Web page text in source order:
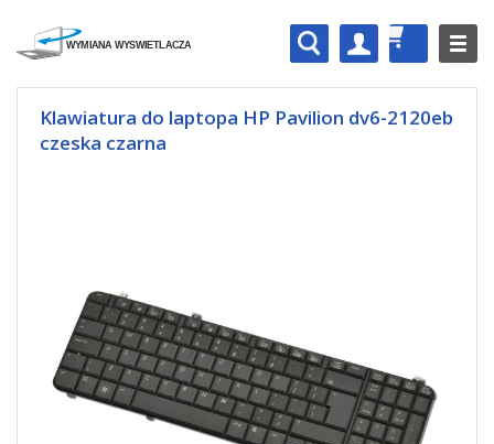
Klawiatura do laptopa HP Pavilion dv6-2120eb
czeska czarna